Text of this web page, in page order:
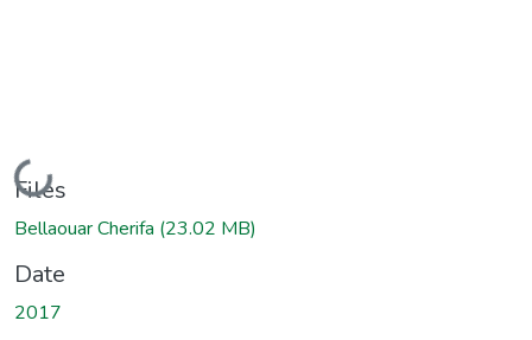
Loading...
Files
Bellaouar Cherifa (23.02 MB)
Date
2017